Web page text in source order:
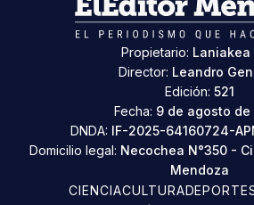
Propietario: Laniakea
Director: Leandro
Edición: 521
Fecha: 9 de agosto de
DNDA: IF-2025-64160724-
Domicilio legal: Necochea N°350 -
Mendoza
CIENCIACULTURA